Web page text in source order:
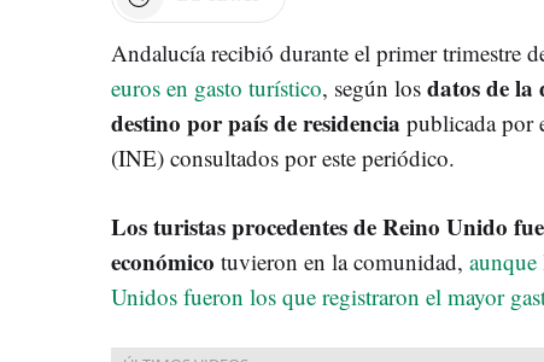
Andalucía recibió durante el primer trimestre
euros en gasto turístico, según los datos de
destino por país de residencia publicada por
(INE) consultados por este periódico.
Los turistas procedentes de Reino Unido
económico tuvieron en la comunidad, aunque
Unidos fueron los que registraron el mayor